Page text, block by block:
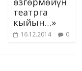
театрга
кыйын…»
16.12.2014 0